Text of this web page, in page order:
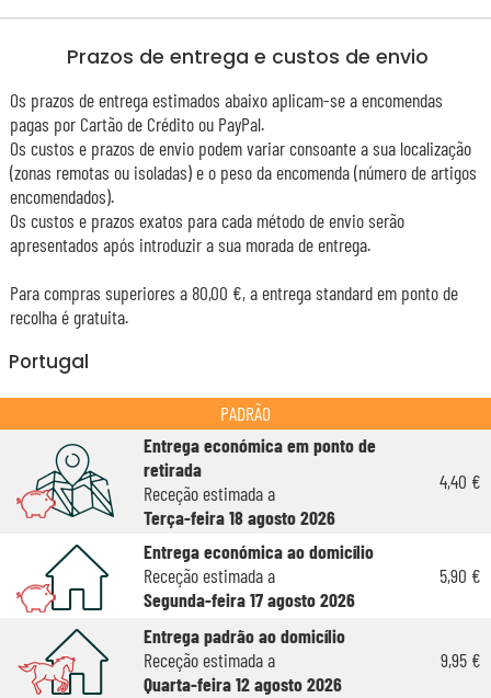
Prazos de entrega e custos de envio
Os prazos de entrega estimados abaixo aplicam-se a encomendas
pagas por Cartão de Crédito ou PayPal.
Os custos e prazos de envio podem variar consoante a sua localização
(zonas remotas ou isoladas) e o peso da encomenda (número de artigos
encomendados).
Os custos e prazos exatos para cada método de envio serão
apresentados após introduzir a sua morada de entrega.
Para compras superiores a 80,00 €, a entrega standard em ponto de
recolha é gratuita.
Portugal
PADRÃO
Entrega económica em ponto de
retirada
Receção estimada a
Terça-feira 18 agosto 2026
4,40 €
Entrega económica ao domicílio
Receção estimada a
Segunda-feira 17 agosto 2026
5,90 €
Entrega padrão ao domicílio
Receção estimada a
Quarta-feira 12 agosto 2026
9,95 €